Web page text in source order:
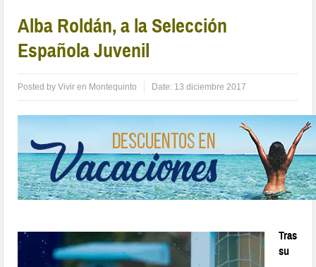
Alba Roldán, a la Selección
Española Juvenil
Posted byVivir en Montequinto Date: 13 diciembre 2017
Tras
su